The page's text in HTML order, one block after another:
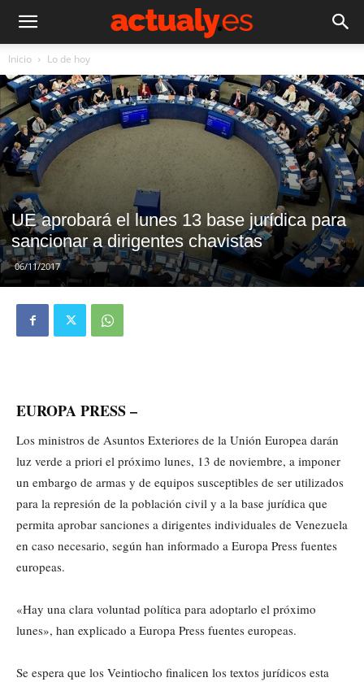
Inicio Lo de hoy
UE aprobará el lunes 13 base jurídica para
sancionar a dirigentes chavistas
06/11/2017
EUROPA PRESS –
Los ministros de Asuntos Exteriores de la Unión Europea darán
luz verde a priori el próximo lunes, 13 de noviembre, a imponer
un embargo de armas y de equipos susceptibles de ser utilizados
para la represión de la población civil y a la base jurídica que
permita aprobar sanciones a dirigentes individuales de Venezuela
en caso necesario, según han informado a Europa Press fuentes
europeas.
«Hay una clara voluntad política para adoptarlo el próximo
lunes», han explicado a Europa Press fuentes europeas.
Se espera que los Veintiocho finalicen los textos jurídicos esta